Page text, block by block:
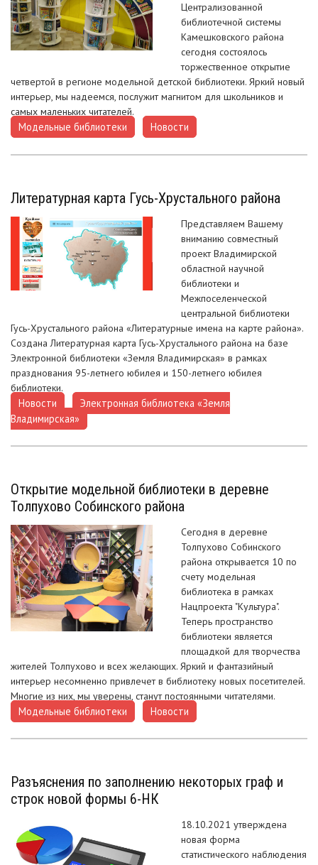
Централизованной
библиотечной системы
Камешковского района
сегодня состоялось
торжественное открытие
четвертой в регионе модельной детской библиотеки. Яркий новый
интерьер, мы надеемся, послужит магнитом для школьников и
самых маленьких читателей.
Модельные библиотеки Новости
Литературная карта Гусь-Хрустального района
Представляем Вашему
вниманию совместный
проект Владимирской
областной научной
библиотеки и
Межпоселенческой
центральной библиотеки
Гусь-Хрустального района «Литературные имена на карте района».
Создана Литературная карта Гусь-Хрустального района на базе
Электронной библиотеки «Земля Владимирская» в рамках
празднования 95-летнего юбилея и 150-летнего юбилея
библиотеки.
Новости
Электронная библиотека «Земля
Владимирская»
Открытие модельной библиотеки в деревне
Толпухово Собинского района
Сегодня в деревне
Толпухово Собинского
района открывается 10 по
счету модельная
библиотека в рамках
Нацпроекта "Культура".
Теперь пространство
библиотеки является
площадкой для творчества
жителей Толпухово и всех желающих. Яркий и фантазийный
интерьер несомненно привлечет в библиотеку новых посетителей.
Многие из них, мы уверены, станут постоянными читателями.
Модельные библиотеки Новости
Разъяснения по заполнению некоторых граф и
строк новой формы 6-НК
18.10.2021 утверждена
новая форма
статистического наблюдения